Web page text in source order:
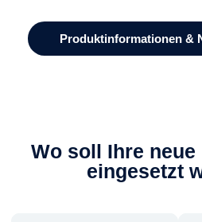
Produktinformationen &
Wo soll Ihre
eingesetzt